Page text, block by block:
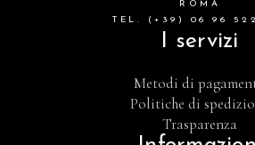
ROMA
TEL. (+39) 06 96
I servizi
Metodi di
Politiche di
Trasparenza